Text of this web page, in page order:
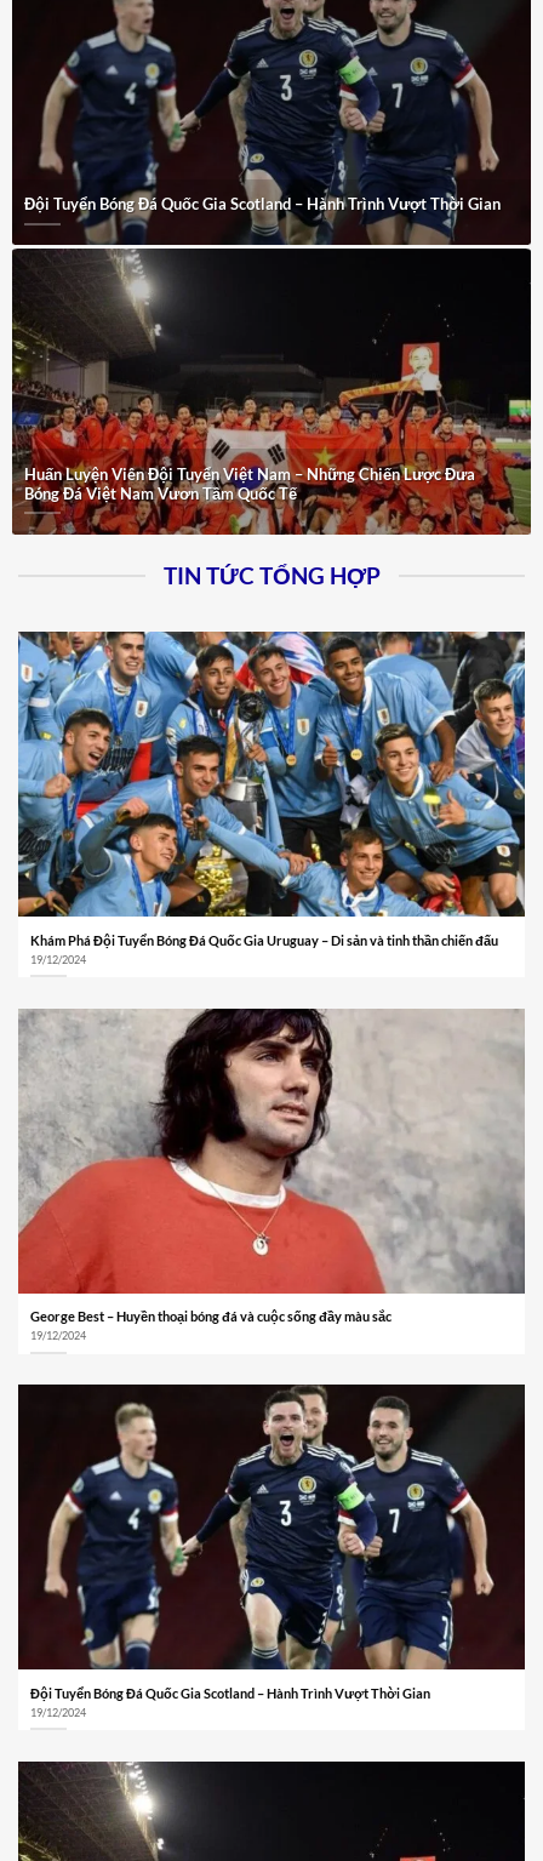
Đội Tuyển Bóng Đá Quốc Gia Scotland – Hành Trình Vượt Thời Gian
Huấn Luyện Viên Đội Tuyển Việt Nam – Những Chiến Lược Đưa
Bóng Đá Việt Nam Vươn Tầm Quốc Tế
TIN TỨC TỔNG HỢP
Khám Phá Đội Tuyển Bóng Đá Quốc Gia Uruguay – Di sản và tinh thần chiến đấu
19/12/2024
George Best – Huyền thoại bóng đá và cuộc sống đầy màu sắc
19/12/2024
Đội Tuyển Bóng Đá Quốc Gia Scotland – Hành Trình Vượt Thời Gian
19/12/2024